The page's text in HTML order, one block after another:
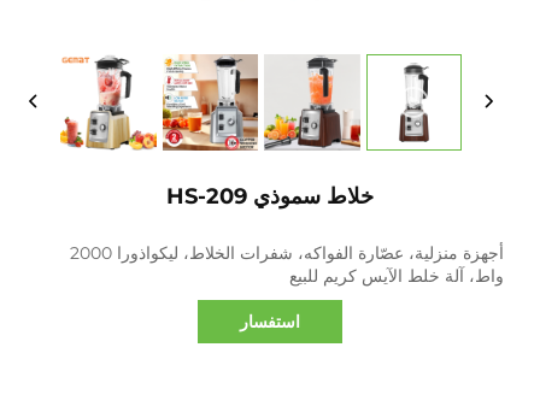
خلاط سموذي HS-209
أجهزة منزلية، عصّارة الفواكه، شفرات الخلاط، ليكواذورا 2000
واط، آلة خلط الآيس كريم للبيع
استفسار